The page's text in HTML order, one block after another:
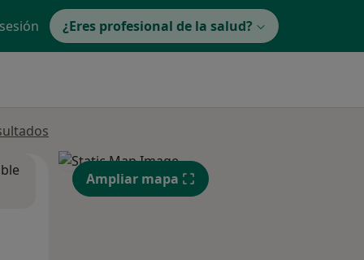
¿Eres profesional de la salud?
Ampliar mapa